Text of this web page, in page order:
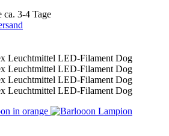
ca. 3-4 Tage